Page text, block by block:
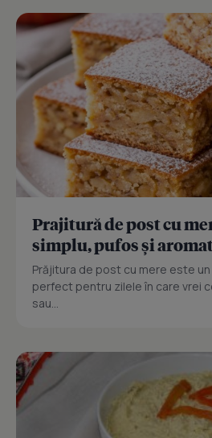
Prajitură de post cu
simplu, pufos și
Prăjitura de post cu mere este
perfect pentru zilele în care vrei
sau...